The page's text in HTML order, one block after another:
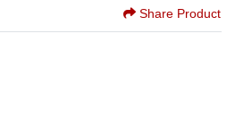
Share Product